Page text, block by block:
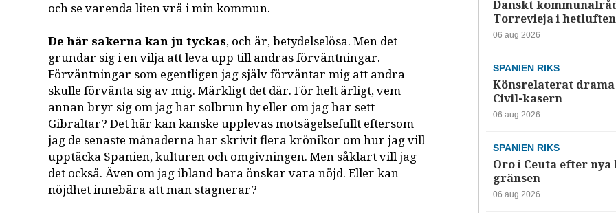
och se varenda liten vrå i min kommun.
De här sakerna kan ju tyckas, och är, betydelselösa. Men det
grundar sig i en vilja att leva upp till andras förväntningar.
Förväntningar som egentligen jag själv förväntar mig att andra
skulle förvänta sig av mig. Märkligt det där. För helt ärligt, vem
annan bryr sig om jag har solbrun hy eller om jag har sett
Gibraltar? Det här kan kanske upplevas motsägelsefullt eftersom
jag de senaste månaderna har skrivit flera krönikor om hur jag vill
upptäcka Spanien, kulturen och omgivningen. Men såklart vill jag
det också. Även om jag ibland bara önskar vara nöjd. Eller kan
nöjdhet innebära att man stagnerar?
Danskt
Torrevieja i hetluften
06 aug 2026
SPANIEN RIKS
Könsrelaterat
Civil-kasern
06 aug 2026
SPANIEN RIKS
Oro i Ceuta efter
gränsen
06 aug 2026